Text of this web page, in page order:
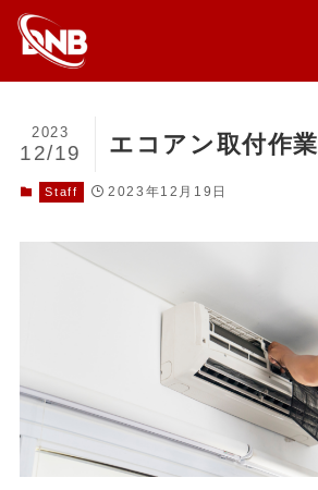
エコアン取付作業
2023
12/19
Staff 2023年12月19日